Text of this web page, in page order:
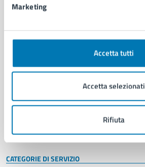
Marketing
Accetta tutti
Accetta selezionati
Rifiuta
AMMINISTRAZIONE
Organi di governo
Enti e fondazioni
Personale amministrativo
Intranet, posta aziendale e protocollo
CATEGORIE DI SERVIZIO